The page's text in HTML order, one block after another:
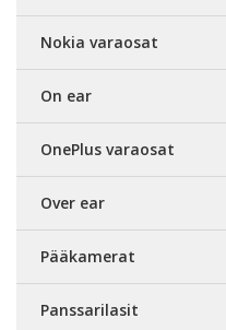
Nokia varaosat
On ear
OnePlus varaosat
Over ear
Pääkamerat
Panssarilasit